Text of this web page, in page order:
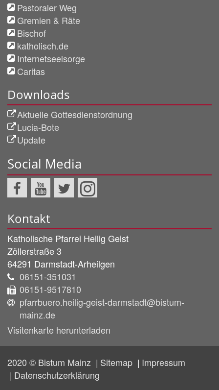
Pastoraler Weg
Gremien & Räte
Bischof
katholisch.de
Internetseelsorge
Caritas
Downloads
Aktuelle Gottesdienstordnung
Lucia-Bote
Update
Social Media
Kontakt
Katholische Pfarrei Heilig Geist
Zöllerstraße 3
64291 Darmstadt-Arheilgen
06151-351031
06151-9517810
pfarrbuero.heilig-geist-darmstadt@bistum-
mainz.de
Visitenkarte herunterladen
2020 © Bistum Mainz Sitemap
Impressum
Datenschutzerklärung